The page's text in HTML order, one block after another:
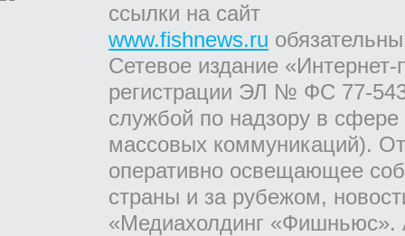
ссылки на сайт
www.fishnews.ru
Сетевое издание
регистрации ЭЛ № ФС 77-
службой по надзору в
массовых коммуникаций).
оперативно освещающее
страны и за рубежом,
«Медиахолдинг «Фишньюс».